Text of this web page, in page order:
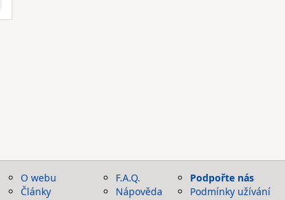
O webu
Články
F.A.Q.
Nápověda
Podpořte nás
Podmínky užívání